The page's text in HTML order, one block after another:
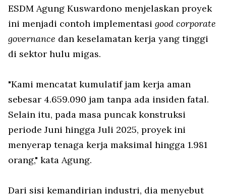
ESDM Agung Kuswardono menjelaskan proyek
ini menjadi contoh implementasi good corporate
governance dan keselamatan kerja yang tinggi
di sektor hulu migas.
"Kami mencatat kumulatif jam kerja aman
sebesar 4.659.090 jam tanpa ada insiden fatal.
Selain itu, pada masa puncak konstruksi
periode Juni hingga Juli 2025, proyek ini
menyerap tenaga kerja maksimal hingga 1.981
orang," kata Agung.
Dari sisi kemandirian industri, dia menyebut